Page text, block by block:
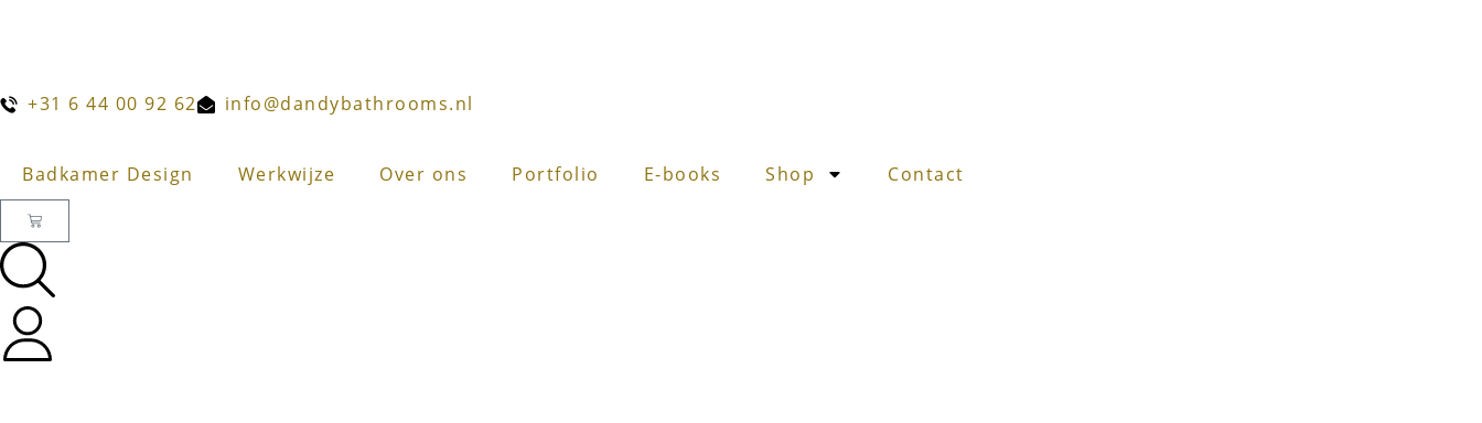
+31 6 44 00 92 62 info@dandybathrooms.nl
Badkamer Design Werkwijze Over ons Portfolio E-books Shop Contact